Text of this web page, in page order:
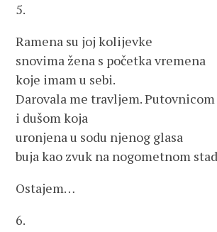
5.
Ramena su joj kolijevke
snovima žena s početka vremena
koje imam u sebi.
Darovala me travljem. Putovnicom
i dušom koja
uronjena u sodu njenog glasa
buja kao zvuk na nogometnom
Ostajem…
6.